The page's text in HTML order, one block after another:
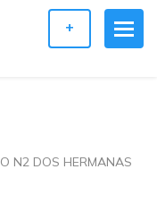
+
N2 DOS HERMANAS